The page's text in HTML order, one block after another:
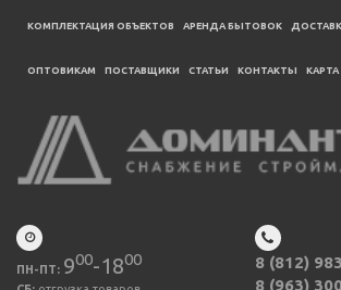
КОМПЛЕКТАЦИЯ ОБЪЕКТОВ АРЕНДА БЫТОВОК
ОПТОВИКАМ ПОСТАВЩИКИ CТАТЬИ КОНТАКТЫ КАРТА
ПН-ПТ: 900-1800
8 (812)
8 (963)